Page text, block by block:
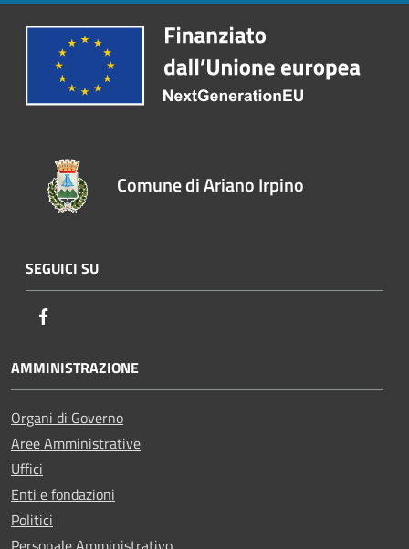
Comune di Ariano Irpino
SEGUICI SU
AMMINISTRAZIONE
Organi di Governo
Aree Amministrative
Uffici
Enti e fondazioni
Politici